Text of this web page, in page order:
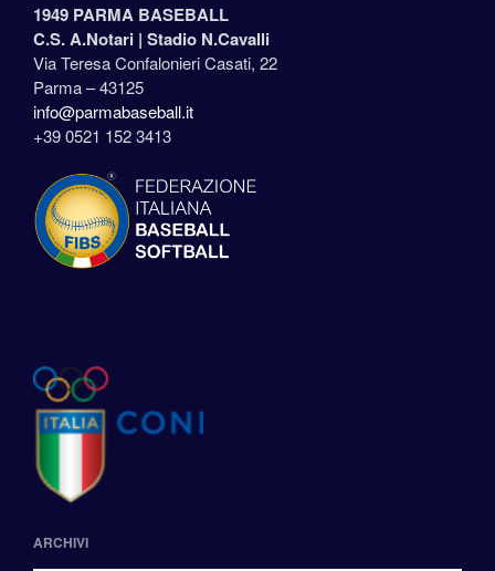
1949 PARMA BASEBALL
C.S. A.Notari | Stadio N.Cavalli
Via Teresa Confalonieri Casati, 22
Parma – 43125
info@parmabaseball.it
+39 0521 152 3413
ARCHIVI